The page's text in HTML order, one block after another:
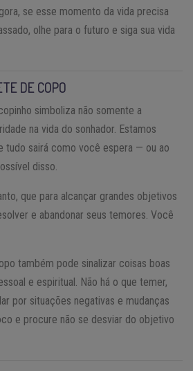
se esse momento da vida precisa
olhe para o futuro e siga sua vida
DE COPO
simboliza não somente a
na vida do sonhador. Estamos
tudo sairá como você espera — ou ao
disso.
que para alcançar grandes objetivos
e abandonar seus temores. Você
também pode sinalizar coisas boas
e espiritual. Não há o que temer,
por situações negativas e mudanças
e procure não se desviar do objetivo